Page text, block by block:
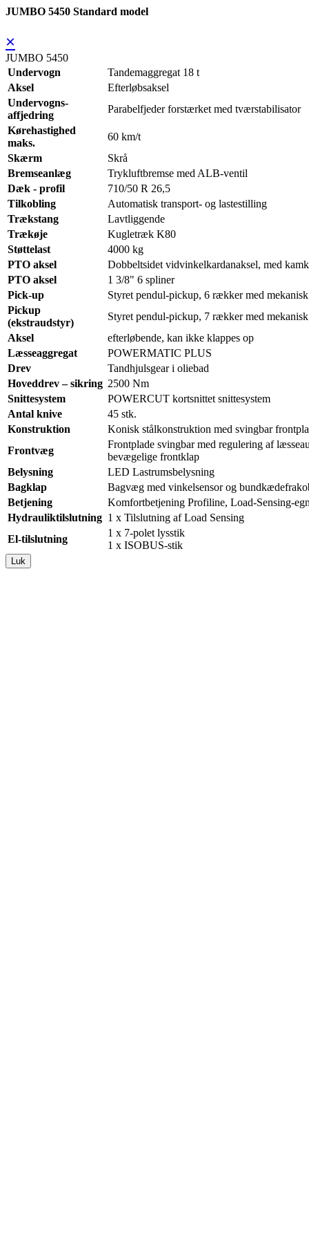
JUMBO 5450 Standard model
×
JUMBO 5450
Undervogn
Tandemaggregat 18 t
Aksel
Efterløbsaksel
Undervogns-
affjedring
Parabelfjeder forstærket med tværstabilisator
Kørehastighed
maks.
60 km/t
Skærm
Skrå
Bremseanlæg
Trykluftbremse med ALB-ventil
Dæk - profil
710/50 R 26,5
Tilkobling
Automatisk transport- og lastestilling
Trækstang
Lavtliggende
Trækøje
Kugletræk K80
Støttelast
4000 kg
PTO aksel
Dobbeltsidet vidvinkelkardanaksel, med
PTO aksel
1 3/8" 6 spliner
Pick-up
Styret pendul-pickup, 6 rækker med
Pickup
(ekstraudstyr)
Styret pendul-pickup, 7 rækker med
Aksel
efterløbende, kan ikke klappes op
Læsseaggregat
POWERMATIC PLUS
Drev
Tandhjulsgear i oliebad
Hoveddrev – sikring 2500 Nm
Snittesystem
POWERCUT kortsnittet snittesystem
Antal knive
45 stk.
Konstruktion
Konisk stålkonstruktion med svingbar
Frontvæg
Frontplade svingbar med regulering af
bevægelige frontklap
Belysning
LED Lastrumsbelysning
Bagklap
Bagvæg med vinkelsensor og
Betjening
Komfortbetjening Profiline, Load-Sensing-
Hydrauliktilslutning 1 x Tilslutning af Load Sensing
El-tilslutning
1 x 7-polet lysstik
1 x ISOBUS-stik
Luk